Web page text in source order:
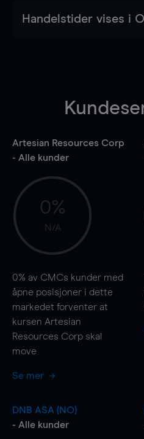
Handelstider vises i
Artesian Resources Corp
- Alle kunder
0%
N/A
0% av CMCs kunder med
åpne posisjoner i dette
markedet forventer at
kursen Artesian
Resources Corp skal
move
Se mer
DNB ASA (NO)
- Alle kunder